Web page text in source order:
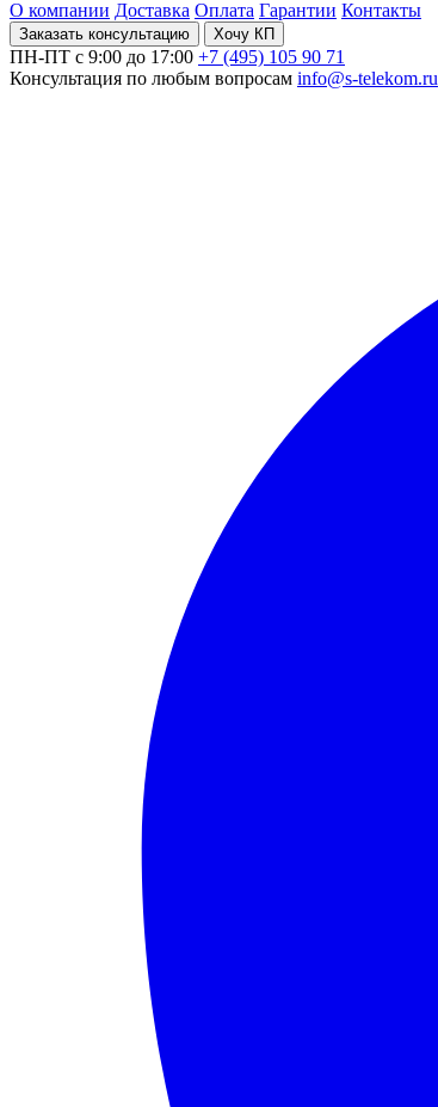
О компании Доставка Оплата Гарантии Контакты
Заказать консультацию Хочу КП
ПН-ПТ с 9:00 до 17:00 +7 (495) 105 90 71
Консультация по любым вопросам info@s-telekom.ru